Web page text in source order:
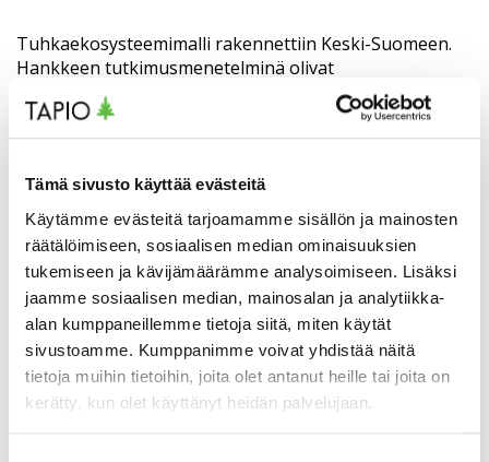
Tämä sivusto käyttää evästeitä
Käytämme evästeitä tarjoamamme sisällön ja mainosten
räätälöimiseen, sosiaalisen median ominaisuuksien
tukemiseen ja kävijämäärämme analysoimiseen. Lisäksi
jaamme sosiaalisen median, mainosalan ja analytiikka-
alan kumppaneillemme tietoja siitä, miten käytät
sivustoamme. Kumppanimme voivat yhdistää näitä
tietoja muihin tietoihin, joita olet antanut heille tai joita on
kerätty, kun olet käyttänyt heidän palvelujaan.
Tuhkaekosysteemimalli rakennettiin Keski-Suomeen.
Hankkeen tutkimusmenetelminä olivat
puhelinhaastattelut ja työpöytätutkimus, joita
käytettiin alueellisesti syntyvän tuhkan määrän ja
laadun selvittämiseen. Liiketoiminnan
seminaarit, työpajat ja yritysryhmätapaamiset. Työn
tuloksena luotiin alueellinen tuhkan hyödyntämisen
ekosysteemi pohjoiseen Keski-Suomeen.
Ekosysteemimalli on dynaaminen yritysten
yhteistyöverkosto, joka laajentuu tarpeen mukaan
eteläiseen Keski-Suomeen. Vastaavanlainen
ekosysteemimalli voidaan monistaa myös muille
alueille, joilla syntyy pieniä tuhkamääriä hajautetusti.
Hankkeessa testattuja työmenetelmiä voidaan